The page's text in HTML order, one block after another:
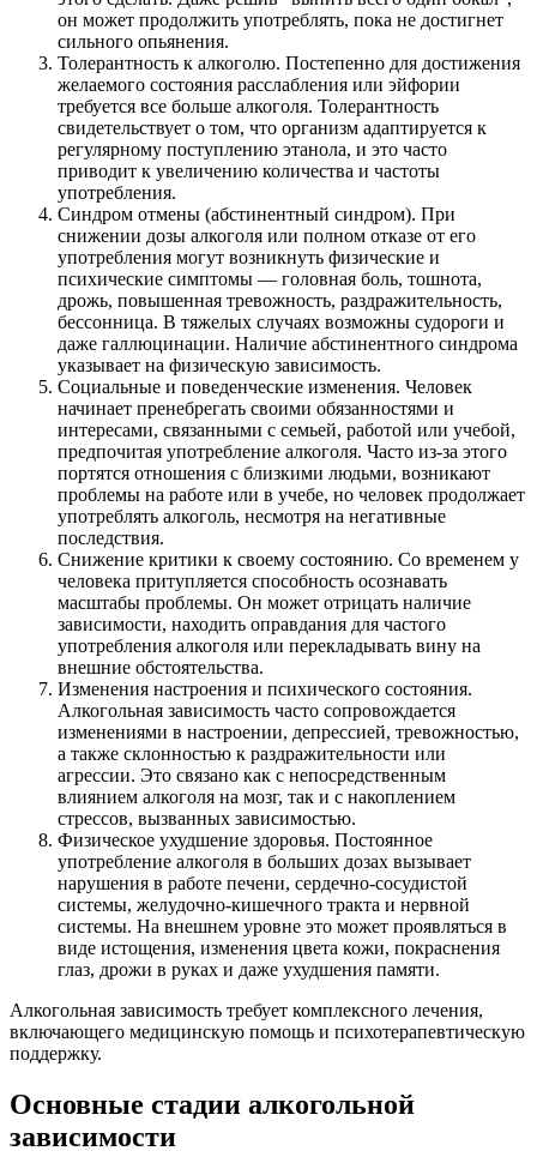
он может продолжить употреблять, пока не достигнет
сильного опьянения.
Толерантность к алкоголю. Постепенно для достижения
желаемого состояния расслабления или эйфории
требуется все больше алкоголя. Толерантность
свидетельствует о том, что организм адаптируется к
регулярному поступлению этанола, и это часто
приводит к увеличению количества и частоты
употребления.
Синдром отмены (абстинентный синдром). При
снижении дозы алкоголя или полном отказе от его
употребления могут возникнуть физические и
психические симптомы — головная боль, тошнота,
дрожь, повышенная тревожность, раздражительность,
бессонница. В тяжелых случаях возможны судороги и
даже галлюцинации. Наличие абстинентного синдрома
указывает на физическую зависимость.
Социальные и поведенческие изменения. Человек
начинает пренебрегать своими обязанностями и
интересами, связанными с семьей, работой или учебой,
предпочитая употребление алкоголя. Часто из-за этого
портятся отношения с близкими людьми, возникают
проблемы на работе или в учебе, но человек продолжает
употреблять алкоголь, несмотря на негативные
последствия.
Снижение критики к своему состоянию. Со временем у
человека притупляется способность осознавать
масштабы проблемы. Он может отрицать наличие
зависимости, находить оправдания для частого
употребления алкоголя или перекладывать вину на
внешние обстоятельства.
Изменения настроения и психического состояния.
Алкогольная зависимость часто сопровождается
изменениями в настроении, депрессией, тревожностью,
а также склонностью к раздражительности или
агрессии. Это связано как с непосредственным
влиянием алкоголя на мозг, так и с накоплением
стрессов, вызванных зависимостью.
Физическое ухудшение здоровья. Постоянное
употребление алкоголя в больших дозах вызывает
нарушения в работе печени, сердечно-сосудистой
системы, желудочно-кишечного тракта и нервной
системы. На внешнем уровне это может проявляться в
виде истощения, изменения цвета кожи, покраснения
глаз, дрожи в руках и даже ухудшения памяти.
Алкогольная зависимость требует комплексного лечения,
включающего медицинскую помощь и психотерапевтическую
поддержку.
Основные стадии алкогольной
зависимости